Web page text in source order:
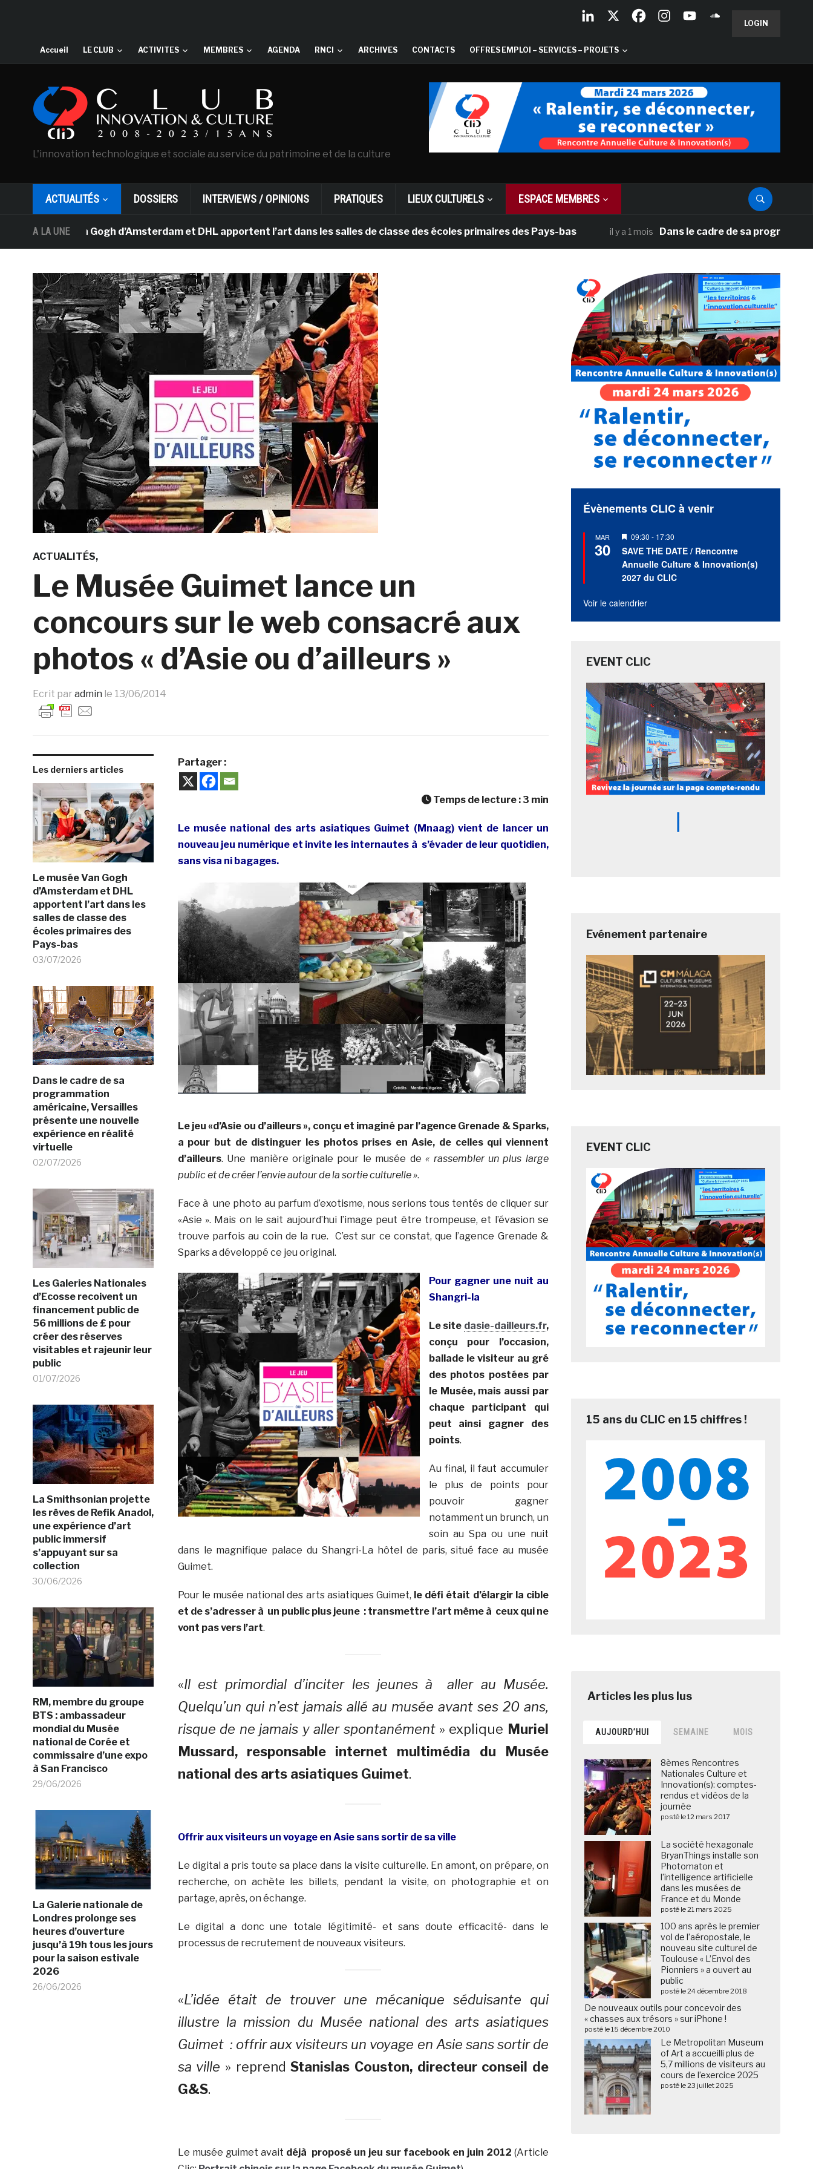
LOGIN
Accueil LE CLUB ACTIVITES MEMBRES AGENDA RNCI ARCHIVES CONTACTS OFFRES EMPLOI – SERVICES – PROJETS
L'innovation technologique et sociale au service du patrimoine et de la culture
ACTUALITÉS DOSSIERS INTERVIEWS / OPINIONS PRATIQUES LIEUX CULTURELS ESPACE MEMBRES
A LA UNE
Van Gogh d’Amsterdam et DHL apportent l’art dans les salles de classe des écoles primaires des Pays-bas il y a 1 mois Dans le cadre de sa programmation
ACTUALITÉS
Le Musée Guimet lance un
concours sur le web consacré aux
photos « d’Asie ou d’ailleurs »
Ecrit par admin le 13/06/2014
Les derniers articles
Le musée Van Gogh
d’Amsterdam et DHL
apportent l’art dans les
salles de classe des
écoles primaires des
Pays-bas
03/07/2026
Dans le cadre de sa
programmation
américaine, Versailles
présente une nouvelle
expérience en réalité
virtuelle
02/07/2026
Les Galeries Nationales
d’Ecosse recoivent un
financement public de
56 millions de £ pour
créer des réserves
visitables et rajeunir leur
public
01/07/2026
La Smithsonian projette
les rêves de Refik Anadol,
une expérience d’art
public immersif
s’appuyant sur sa
collection
30/06/2026
RM, membre du groupe
BTS : ambassadeur
mondial du Musée
national de Corée et
commissaire d’une expo
à San Francisco
29/06/2026
La Galerie nationale de
Londres prolonge ses
heures d’ouverture
jusqu’à 19h tous les jours
pour la saison estivale
2026
26/06/2026
Partager :
Temps de lecture : 3 min
Le musée national des arts asiatiques Guimet (Mnaag) vient de lancer un
nouveau jeu numérique et invite les internautes à s’évader de leur quotidien,
sans visa ni bagages.
Le jeu «d’Asie ou d’ailleurs », conçu et imaginé par l’agence Grenade & Sparks,
a pour but de distinguer les photos prises en Asie, de celles qui viennent
d’ailleurs. Une manière originale pour le musée de« rassembler un plus large
public et de créer l’envie autour de la sortie culturelle ».
Face à une photo au parfum d’exotisme, nous serions tous tentés de cliquer sur
«Asie ». Mais on le sait aujourd’hui l’image peut être trompeuse, et l’évasion se
trouve parfois au coin de la rue. C’est sur ce constat, que l’agence Grenade &
Sparks a développé ce jeu original.
Pour gagner une nuit au
Shangri-la
Le site dasie-dailleurs.fr,
conçu pour l’occasion,
ballade le visiteur au gré
des photos postées par
le Musée, mais aussi par
chaque participant qui
peut ainsi gagner des
points.
Au final, il faut accumuler
le plus de points pour
pouvoir gagner
notamment un brunch, un
soin au Spa ou une nuit
dans le magnifique palace du Shangri-La hôtel de paris, situé face au musée
Guimet.
Pour le musée national des arts asiatiques Guimet, le défi était d’élargir la cible
et de s’adresser à un public plus jeune : transmettre l’art même à ceux qui ne
vont pas vers l’art.
«Il est primordial d’inciter les jeunes à aller au Musée.
Quelqu’un qui n’est jamais allé au musée avant ses 20 ans,
risque de ne jamais y aller spontanément» explique Muriel
Mussard, responsable internet multimédia du Musée
national des arts asiatiques Guimet.
Offrir aux visiteurs un voyage en Asie sans sortir de sa ville
Le digital a pris toute sa place dans la visite culturelle. En amont, on prépare, on
recherche, on achète les billets, pendant la visite, on photographie et on
partage, après, on échange.
Le digital a donc une totale légitimité- et sans doute efficacité- dans le
processus de recrutement de nouveaux visiteurs.
«L’idée était de trouver une mécanique séduisante qui
illustre la mission du Musée national des arts asiatiques
Guimet : offrir aux visiteurs un voyage en Asie sans sortir de
sa ville » reprendStanislas Couston, directeur conseil de
G&S.
Le musée guimet avait déjà proposé un jeu sur facebook en juin 2012 (Article
Évènements CLIC à venir
MAR
30
Mis
en
avant
09:30 - 17:30
SAVE THE DATE / Rencontre
Annuelle Culture & Innovation(s)
2027 du CLIC
Voir le calendrier
EVENT CLIC
Evénement partenaire
EVENT CLIC
15 ans du CLIC en 15 chiffres !
AUJOURD’HUI SEMAINE MOIS
8èmes Rencontres
Nationales Culture et
Innovation(s): comptes-
rendus et vidéos de la
journée
posté le 12 mars 2017
La société hexagonale
BryanThings installe son
Photomaton et
l’intelligence artificielle
dans les musées de
France et du Monde
posté le 21 mars 2025
100 ans après le premier
vol de l’aéropostale, le
nouveau site culturel de
Toulouse « L’Envol des
Pionniers » a ouvert au
public
posté le 24 décembre 2018
De nouveaux outils pour concevoir des
« chasses aux trésors » sur iPhone !
posté le 15 décembre 2010
Le Metropolitan Museum
of Art a accueilli plus de
5,7 millions de visiteurs au
cours de l’exercice 2025
posté le 23 juillet 2025